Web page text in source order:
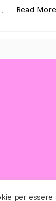
Read More
per essere